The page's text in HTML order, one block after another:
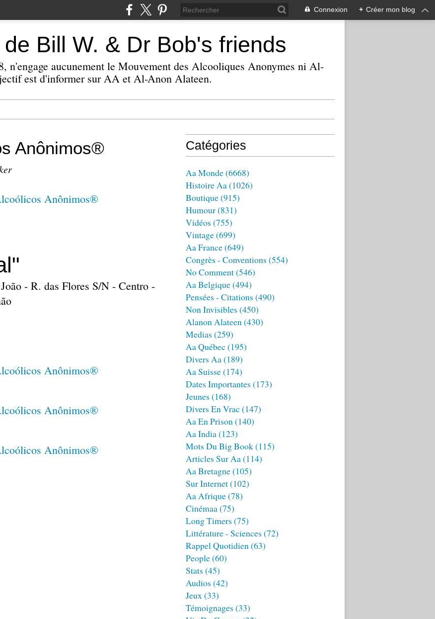
Connexion + Créer mon blog
Bill W. & Dr Bob's friends
n'engage aucunement le Mouvement des Alcooliques Anonymes ni Al-
est d'informer sur AA et Al-Anon Alateen.
Anônimos®
- R. das Flores S/N - Centro -
Catégories
Aa Monde(6668)
Histoire Aa(1026)
Boutique(915)
Humour(831)
Vidéos (755)
Vintage(699)
Aa France(649)
Congrès - Conventions (554)
No Comment(546)
Aa Belgique(494)
Pensées - Citations (490)
Non Invisibles (450)
Alanon Alateen(430)
Medias (259)
Aa Québec (195)
Divers Aa(189)
Aa Suisse(174)
Dates Importantes (173)
Jeunes (168)
Divers En Vrac (147)
Aa En Prison(140)
Aa India(123)
Mots Du Big Book(115)
Articles Sur Aa(114)
Aa Bretagne(105)
Sur Internet(102)
Aa Afrique(78)
Cinémaa(75)
Long Timers (75)
Littérature - Sciences (72)
Rappel Quotidien(63)
People(60)
Stats (45)
Audios (42)
Jeux(33)
Témoignages (33)